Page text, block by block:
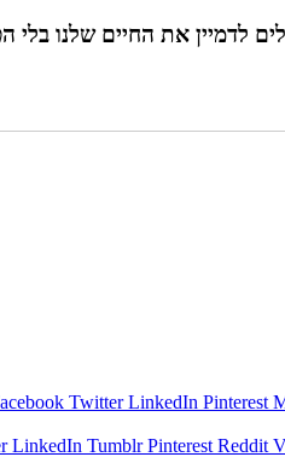
לדמיין את החיים שלנו בלי
Twitter LinkedIn Pinterest
LinkedIn Tumblr Pinterest Reddit